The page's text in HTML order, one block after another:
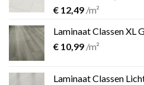
€ 12,49 /m²
Laminaat Classen XL
€ 10,99 /m²
Laminaat Classen